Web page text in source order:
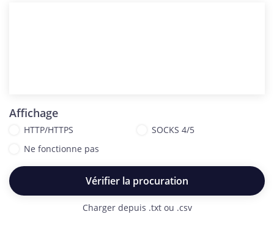
Affichage
HTTP/HTTPS
SOCKS 4/5
Ne fonctionne pas
Vérifier la procuration
Charger depuis .txt ou .csv